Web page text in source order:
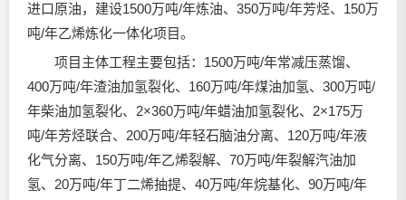
进口原油，建设1500万吨/年炼油、350万吨/年芳烃、150万
吨/年乙烯炼化一体化项目。
项目主体工程主要包括：1500万吨/年常减压蒸馏、
400万吨/年渣油加氢裂化、160万吨/年煤油加氢、300万吨/
年柴油加氢裂化、2×360万吨/年蜡油加氢裂化、2×175万
吨/年芳烃联合、200万吨/年轻石脑油分离、120万吨/年液
化气分离、150万吨/年乙烯裂解、70万吨/年裂解汽油加
氢、20万吨/年丁二烯抽提、40万吨/年烷基化、90万吨/年